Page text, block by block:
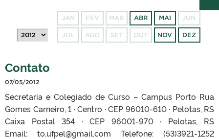
PORTARIAS
JAN FEV MAR ABR MAI JUN
JUL AGO SET OUT NOV DEZ
Contato
07/05/2012
Secretaria e Colegiado de Curso – Campus Porto Rua
Gomes Carneiro, 1 · Centro · CEP 96010-610 · Pelotas, RS
Caixa Postal 354 · CEP 96001-970 · Pelotas, RS
Email: to.ufpel@gmail.com Telefone: (53)3921-1252